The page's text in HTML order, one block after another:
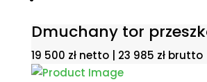
Dmuchany tor
19 500 zł netto | 23 985 złbrutto